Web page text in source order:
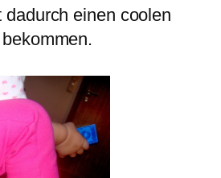
einen coolen